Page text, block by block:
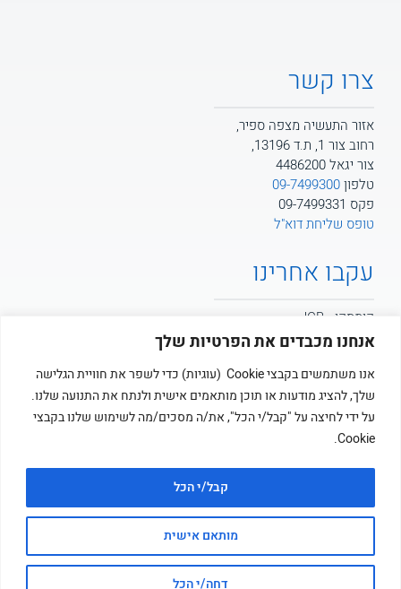
אנחנו מכבדים את הפרטיות שלך
אנו משתמשים בקבצי Cookie (עוגיות) כדי לשפר את חוויית הגלישה
שלך, להציג מודעות או תוכן מותאמים אישית ולנתח את התנועה שלנו.
על ידי לחיצה על "קבל/י הכל", את/ה מסכים/מה לשימוש שלנו בקבצי
Cookie.
מותאם אישית
דחה/י הכל
קבל/י הכל
צרו קשר
אזור התעשיה מצפה ספיר,
רחוב צור 1, ת.ד 13196,
צור יגאל 4486200
טלפון09-7499300
פקס 09-7499331
טופס שליחת דוא"ל
עקבו אחרינו
קומסקו - JCB
קומסקו - POTAIN
קומסקו
© כל הזכויות שמורות לקומסקו בע”מ ציוד מכני ושיטות בניה
אתר מנוהל על ידיזוטארו